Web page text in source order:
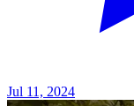
Jul 11, 2024